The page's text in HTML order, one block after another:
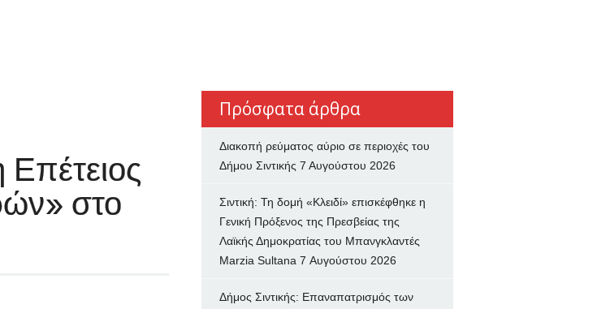
στο
Πρόσφατα άρθρα
Διακοπή ρεύματος αύριο σε περιοχές του
Δήμου Σιντικής 7 Αυγούστου 2026
Σιντική: Τη δομή «Κλειδί» επισκέφθηκε η
Γενική Πρόξενος της Πρεσβείας της
Λαϊκής Δημοκρατίας του Μπανγκλαντές
Marzia Sultana 7 Αυγούστου 2026
Δήμος Σιντικής: Επαναπατρισμός των